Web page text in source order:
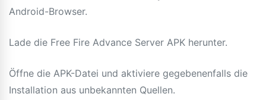
Android-Browser.
Lade die Free Fire Advance Server APK herunter.
Öffne die APK-Datei und aktiviere gegebenenfalls die
Installation aus unbekannten Quellen.